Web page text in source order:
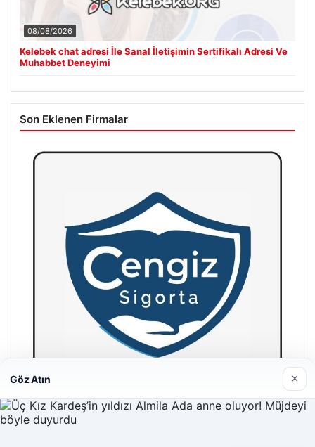
08/08/2026
Kelebek chat adresi İle Sanal İletişimin Sertifikalı Adresi Ve
Muhabbet Deneyimi
Son Eklenen Firmalar
Hastaş Beton
Göz Atın ×